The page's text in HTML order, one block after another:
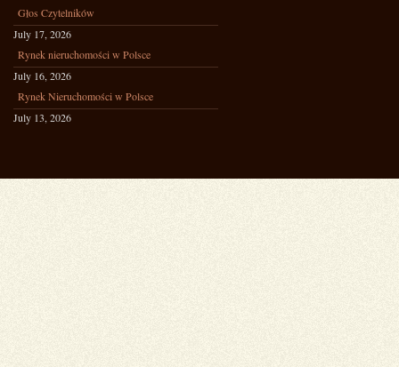
Głos Czytelników
July 17, 2026
Rynek nieruchomości w Polsce
July 16, 2026
Rynek Nieruchomości w Polsce
July 13, 2026